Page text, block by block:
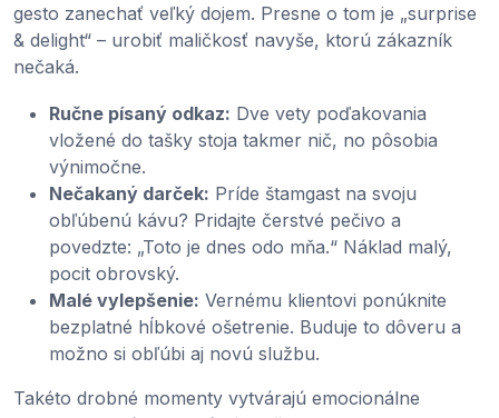
gesto zanechať veľký dojem. Presne o tom je „surprise
& delight“ – urobiť maličkosť navyše, ktorú zákazník
nečaká.
Ručne písaný odkaz: Dve vety poďakovania
vložené do tašky stoja takmer nič, no pôsobia
výnimočne.
Nečakaný darček: Príde štamgast na svoju
obľúbenú kávu? Pridajte čerstvé pečivo a
povedzte: „Toto je dnes odo mňa.“ Náklad malý,
pocit obrovský.
Malé vylepšenie: Vernému klientovi ponúknite
bezplatné hĺbkové ošetrenie. Buduje to dôveru a
možno si obľúbi aj novú službu.
Takéto drobné momenty vytvárajú emocionálne